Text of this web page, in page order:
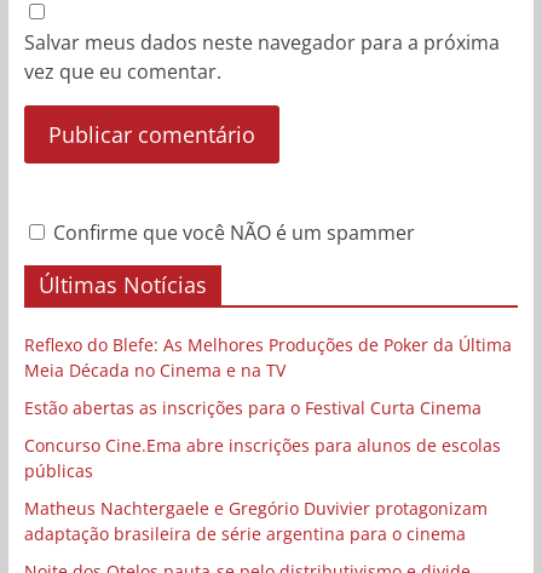
Salvar meus dados neste navegador para a próxima
vez que eu comentar.
Confirme que você NÃO é um spammer
Últimas Notícias
Reflexo do Blefe: As Melhores Produções de Poker da Última
Meia Década no Cinema e na TV
Estão abertas as inscrições para o Festival Curta Cinema
Concurso Cine.Ema abre inscrições para alunos de escolas
públicas
Matheus Nachtergaele e Gregório Duvivier protagonizam
adaptação brasileira de série argentina para o cinema